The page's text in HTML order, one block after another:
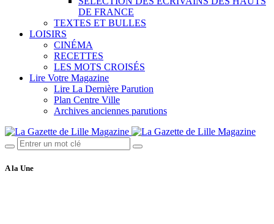
DE FRANCE
TEXTES ET BULLES
LOISIRS
CINÉMA
RECETTES
LES MOTS CROISÉS
Lire Votre Magazine
Lire La Dernière Parution
Plan Centre Ville
Archives anciennes parutions
A la Une